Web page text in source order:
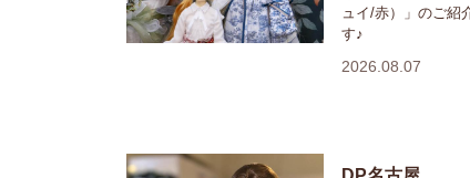
ュイ/赤）」のご紹
す♪
2026.08.07